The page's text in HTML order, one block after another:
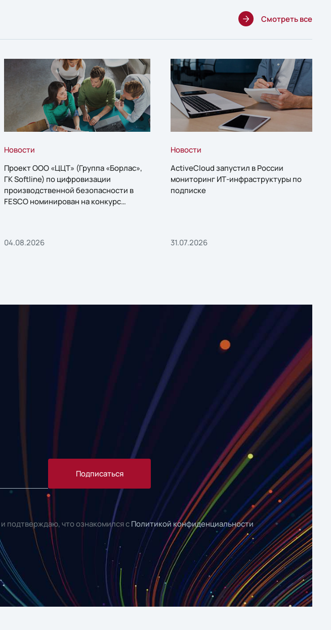
Смотреть все
Новости
Проект ООО «ЦЦТ» (Группа «Борлас»,
ГК Softline) по цифровизации
производственной безопасности в
FESCO номинирован на конкурс
04.08.2026
Новости
ActiveCloud запустил в России
мониторинг ИТ-инфраструктуры по
подписке
31.07.2026
Подписаться
и подтверждаю, что ознакомился с Политикой конфиденциальности